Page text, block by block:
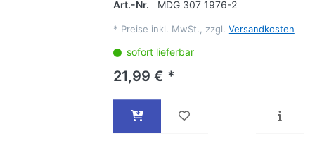
Art.-Nr. MDG 307 1976-2
* Preise inkl. MwSt., zzgl. Versandkosten
sofort lieferbar
21,99 € *